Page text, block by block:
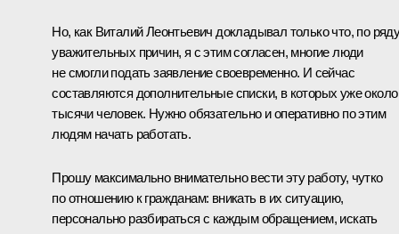
Но, как Виталий Леонтьевич докладывал только что, по
уважительных причин, я с этим согласен, многие люди
не смогли подать заявление своевременно. И сейчас
составляются дополнительные списки, в которых уже около
тысячи человек. Нужно обязательно и оперативно по этим
людям начать работать.
Прошу максимально внимательно вести эту работу, чутко
по отношению к гражданам: вникать в их ситуацию,
персонально разбираться с каждым обращением, искать